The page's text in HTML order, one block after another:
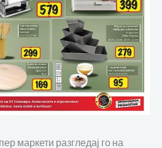
маркети разгледај го на